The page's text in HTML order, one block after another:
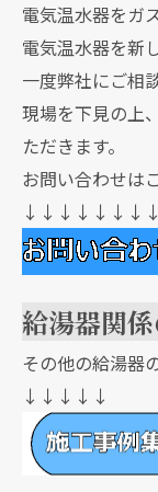
電気温水器をガ
電気温水器を新
一度弊社にご相
現場を下見の上
ただきます。
お問い合わせは
↓↓↓↓↓↓↓↓
給湯器関
その他の給湯器
↓↓↓↓↓